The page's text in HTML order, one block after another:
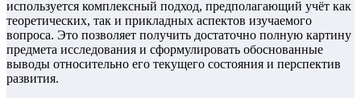
используется комплексный подход, предполагающий учёт как
теоретических, так и прикладных аспектов изучаемого
вопроса. Это позволяет получить достаточно полную картину
предмета исследования и сформулировать обоснованные
выводы относительно его текущего состояния и перспектив
развития.